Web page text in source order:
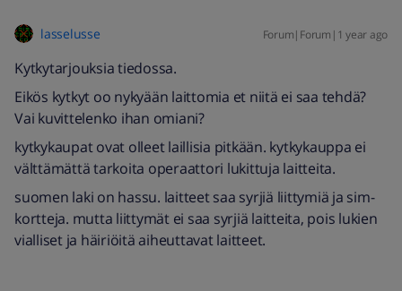
lasselusse Forum|Forum|1 year ago
Kytkytarjouksia tiedossa.
Eikös kytkyt oo nykyään laittomia et niitä ei saa tehdä?
Vai kuvittelenko ihan omiani?
kytkykaupat ovat olleet laillisia pitkään. kytkykauppa ei
välttämättä tarkoita operaattori lukittuja laitteita.
suomen laki on hassu. laitteet saa syrjiä liittymiä ja sim-
kortteja. mutta liittymät ei saa syrjiä laitteita, pois lukien
vialliset ja häiriöitä aiheuttavat laitteet.